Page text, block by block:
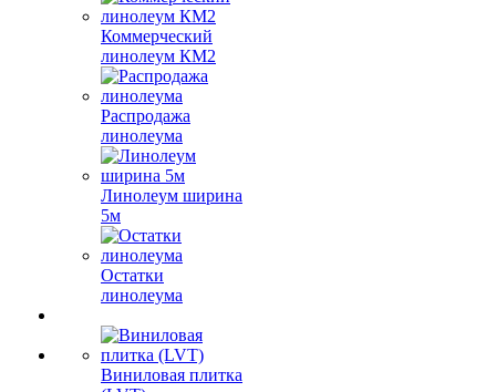
Коммерческий
линолеум КМ2
Распродажа
линолеума
Линолеум ширина
5м
Остатки
линолеума
Виниловая плитка